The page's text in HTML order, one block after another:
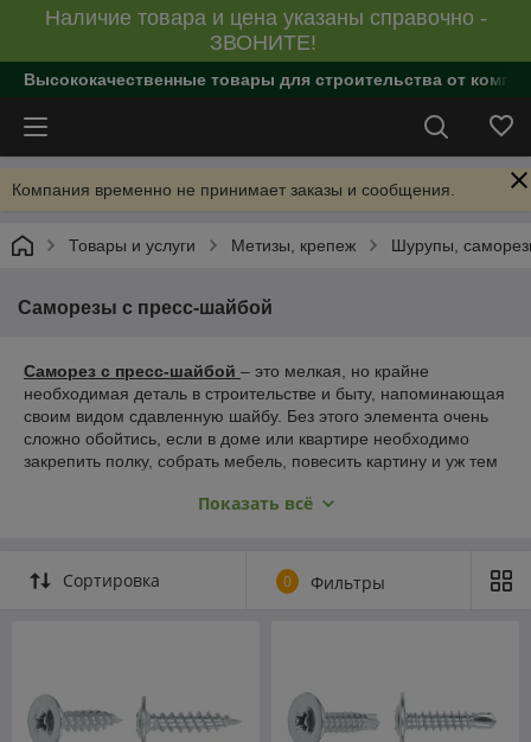
Наличие товара и цена указаны справочно -
ЗВОНИТЕ!
Высококачественные товары для строительства от
Компания временно не принимает заказы и сообщения.
Товары и услуги Метизы, крепеж Шурупы,
Саморезы с пресс-шайбой
Саморез с пресс-шайбой – это мелкая, но крайне
необходимая деталь в строительстве и быту, напоминающая
своим видом сдавленную шайбу. Без этого элемента очень
сложно обойтись, если в доме или квартире необходимо
закрепить полку, собрать мебель, повесить картину и уж тем
существует каких-либо аналогов, то есть его нельзя заменить
Показать всё
Сортировка 0 Фильтры